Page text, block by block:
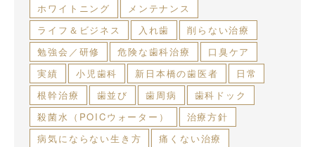
ホワイトニング
メンテナンス
ライフ＆ビジネス
入れ歯
削らない治療
勉強会／研修
危険な歯科治療
口臭ケア
実績
小児歯科 新日本橋の歯医者
日常
根幹治療
歯並び 歯周病
歯科ドック
殺菌水（POICウォーター）
治療方針
病気にならない生き方
痛くない治療